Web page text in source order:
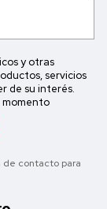
y otras
servicios
de su interés.
momento
de contacto para